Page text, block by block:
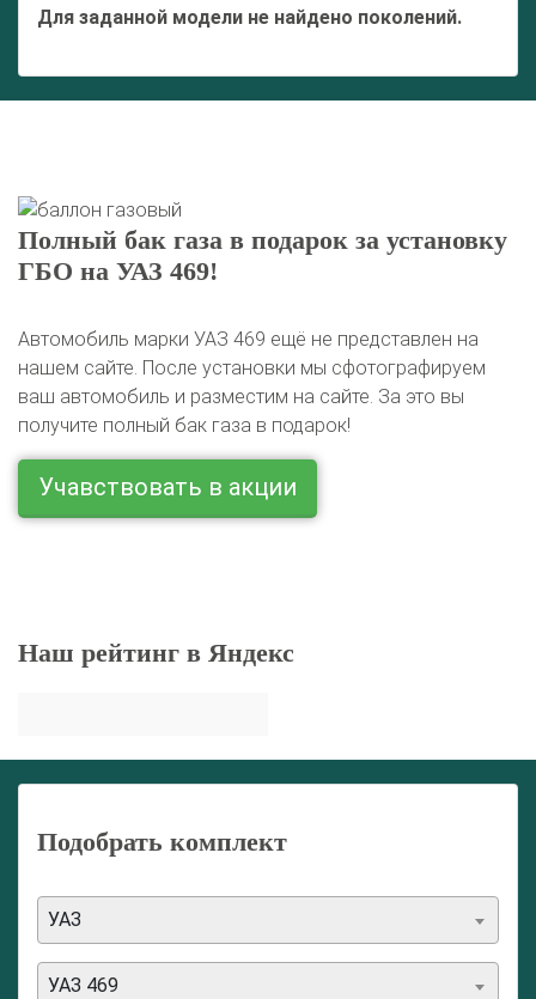
Для заданной модели не найдено поколений.
Полный бак газа в подарок за установку
ГБО на УАЗ 469!
Автомобиль марки УАЗ 469 ещё не представлен на
нашем сайте. После установки мы сфотографируем
ваш автомобиль и разместим на сайте. За это вы
получите полный бак газа в подарок!
Учавствовать в акции
Наш рейтинг в Яндекс
Подобрать комплект
УАЗ
УАЗ 469